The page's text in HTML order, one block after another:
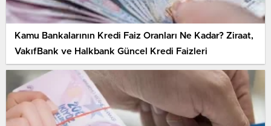
Kamu Bankalarının Kredi Faiz Oranları Ne Kadar? Ziraat,
VakıfBank ve Halkbank Güncel Kredi Faizleri